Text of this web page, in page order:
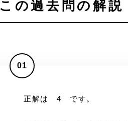
この過去問の解
01
正解は 4 です。